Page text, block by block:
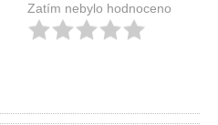
Zatím nebylo hodnoceno